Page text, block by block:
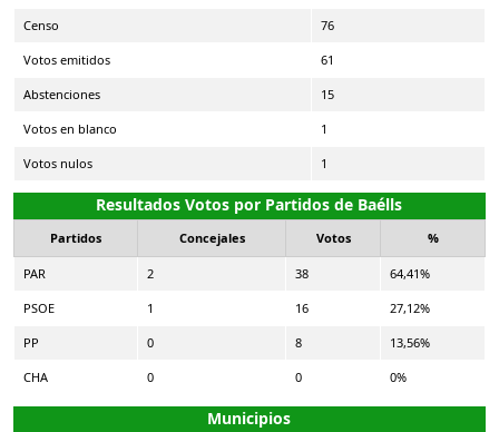
Censo 76
Votos emitidos 61
Abstenciones 15
Votos en blanco 1
Votos nulos 1
Resultados Votos por Partidos de Baélls
Partidos Concejales Votos %
PAR 2 38 64,41%
PSOE 1 16 27,12%
PP 0 8 13,56%
CHA 0 0 0%
Municipios